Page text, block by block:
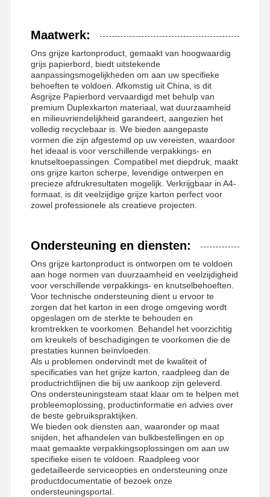
Maatwerk:
Ons grijze kartonproduct, gemaakt van hoogwaardig
grijs papierbord, biedt uitstekende
aanpassingsmogelijkheden om aan uw specifieke
behoeften te voldoen. Afkomstig uit China, is dit
Asgrijze Papierbord vervaardigd met behulp van
premium Duplexkarton materiaal, wat duurzaamheid
en milieuvriendelijkheid garandeert, aangezien het
volledig recyclebaar is. We bieden aangepaste
vormen die zijn afgestemd op uw vereisten, waardoor
het ideaal is voor verschillende verpakkings- en
knutseltoepassingen. Compatibel met diepdruk, maakt
ons grijze karton scherpe, levendige ontwerpen en
precieze afdrukresultaten mogelijk. Verkrijgbaar in A4-
formaat, is dit veelzijdige grijze karton perfect voor
zowel professionele als creatieve projecten.
Ondersteuning en diensten:
Ons grijze kartonproduct is ontworpen om te voldoen
aan hoge normen van duurzaamheid en veelzijdigheid
voor verschillende verpakkings- en knutselbehoeften.
Voor technische ondersteuning dient u ervoor te
zorgen dat het karton in een droge omgeving wordt
opgeslagen om de sterkte te behouden en
kromtrekken te voorkomen. Behandel het voorzichtig
om kreukels of beschadigingen te voorkomen die de
prestaties kunnen beïnvloeden.
Als u problemen ondervindt met de kwaliteit of
specificaties van het grijze karton, raadpleeg dan de
productrichtlijnen die bij uw aankoop zijn geleverd.
Ons ondersteuningsteam staat klaar om te helpen met
probleemoplossing, productinformatie en advies over
de beste gebruikspraktijken.
We bieden ook diensten aan, waaronder op maat
snijden, het afhandelen van bulkbestellingen en op
maat gemaakte verpakkingsoplossingen om aan uw
specifieke eisen te voldoen. Raadpleeg voor
gedetailleerde serviceopties en ondersteuning onze
productdocumentatie of bezoek onze
ondersteuningsportal.